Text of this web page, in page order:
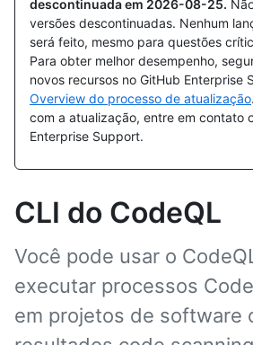
descontinuada em 2026-08-25.
versões descontinuadas. Nenhum
será feito, mesmo para questões
Para obter melhor desempenho,
novos recursos no GitHub Enterprise
Overview do processo de atualização
com a atualização, entre em contato
Enterprise Support.
CLI do CodeQL
Você pode usar o
executar processos
em projetos de software